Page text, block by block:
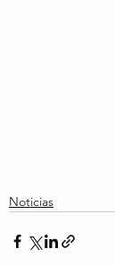
Noticias